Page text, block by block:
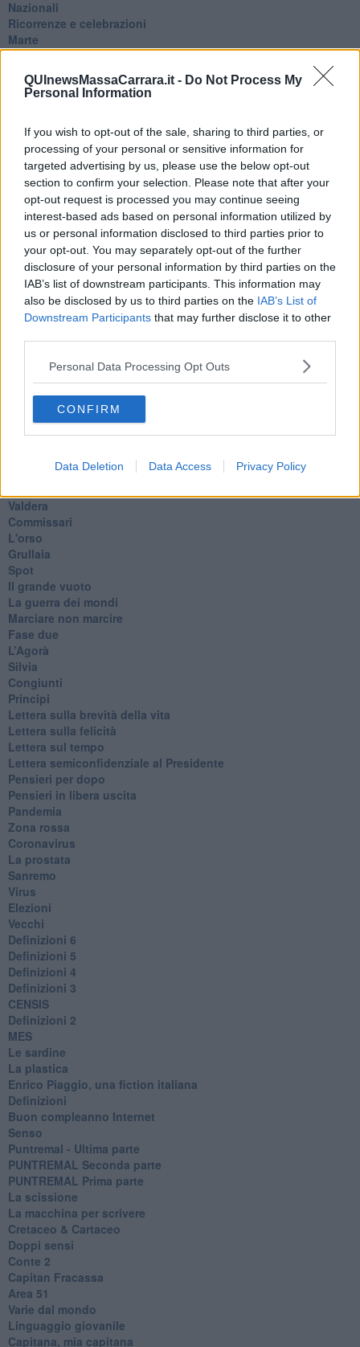
QUInewsMassaCarrara.it - Do Not Process My
Personal Information
If you wish to opt-out of the sale, sharing to third parties, or
processing of your personal or sensitive information for
targeted advertising by us, please use the below opt-out
section to confirm your selection. Please note that after your
opt-out request is processed you may continue seeing
interest-based ads based on personal information utilized by
us or personal information disclosed to third parties prior to
your opt-out. You may separately opt-out of the further
disclosure of your personal information by third parties on the
IAB’s list of downstream participants. This information may
also be disclosed by us to third parties on the IAB’s List of
Downstream Participants that may further disclose it to other
Personal Data Processing Opt Outs
CONFIRM
Data Deletion Data Access Privacy Policy
Nazionali
​Ricorrenze e celebrazioni
Marte
​Crapa pelada
​I soliti noti
Arie
Dragonheart
Con-ter?
​Con-te
Coincidenze e crisi
L'amico
​L’anno del vaccino
Giulio Regeni
​Il rosario
Paolo Rossi
Maradona
Cronaca
​Ancora Covid
In memoria
​Ancora Francesco
Tenet
Francesco
Suarez
​Il responso
Non lo so
Valdera
Commissari
L'orso
Grullaia
Spot
​Il grande vuoto
​La guerra dei mondi
Marciare non marcire
Fase due
L’Agorà
Silvia
Congiunti
Principi
​Lettera sulla brevità della vita
​Lettera sulla felicità
​Lettera sul tempo
Lettera semiconfidenziale al Presidente
Pensieri per dopo
​Pensieri in libera uscita
Pandemia
Zona rossa
Coronavirus
La prostata
Sanremo
Virus
Elezioni
Vecchi
Definizioni 6
Definizioni 5
Definizioni 4
Definizioni 3
CENSIS
​Definizioni 2
MES
Le sardine
La plastica
​Enrico Piaggio, una fiction italiana
Definizioni
​Buon compleanno Internet
Senso
Puntremal - Ultima parte
PUNTREMAL Seconda parte
​PUNTREMAL Prima parte
La scissione
La macchina per scrivere
Cretaceo & Cartaceo
Doppi sensi
​Conte 2
​Capitan Fracassa
​Area 51
Varie dal mondo
​Linguaggio giovanile
​Capitana, mia capitana